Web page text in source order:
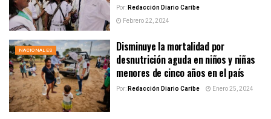
Por:Redacción Diario Caribe
Febrero 22, 2024
NACIONALES
Disminuye la mortalidad por
desnutrición aguda en niños y niñas
menores de cinco años en el país
Por:Redacción Diario Caribe Enero 25, 2024